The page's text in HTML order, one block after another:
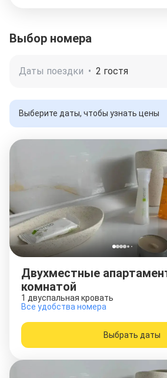
Выбор номера
Даты поездки • 2 гостя
Выберите даты, чтобы узнать цены
Двухместные
комнатой
1 двуспальная кровать
Все удобства номера
Выбрать даты